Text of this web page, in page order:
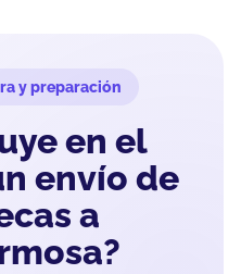
y preparación
en el
envío de
a